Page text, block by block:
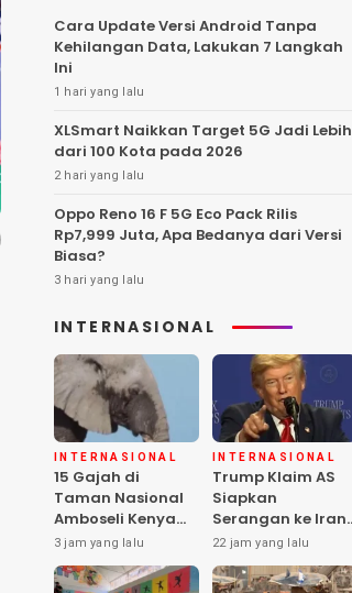
Cara Update Versi Android Tanpa
Kehilangan Data, Lakukan 7 Langkah
Ini
1 hari yang lalu
XLSmart Naikkan Target 5G Jadi Lebih
dari 100 Kota pada 2026
2 hari yang lalu
Oppo Reno 16 F 5G Eco Pack Rilis
Rp7,999 Juta, Apa Bedanya dari Versi
Biasa?
3 hari yang lalu
INTERNASIONAL
INTERNASIONAL
15 Gajah di
Taman Nasional
Amboseli Kenya
Mati, Diduga
Keracunan
Pestisida
3 jam yang lalu
INTERNASIONAL
Trump Klaim AS
Siapkan
Serangan ke Iran
Terbesar sejak
Perang Dunia II
22 jam yang lalu